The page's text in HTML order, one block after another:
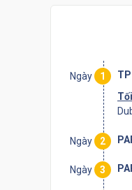
Ngày 1
TP
Tối
Ngày 2
Ngày 3